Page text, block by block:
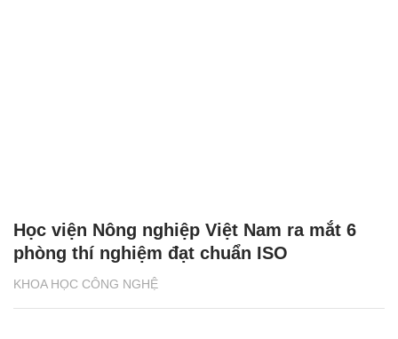
KHOA HỌC CÔNG NGHỆ
Học viện Nông nghiệp Việt Nam ra mắt 6
phòng thí nghiệm đạt chuẩn ISO